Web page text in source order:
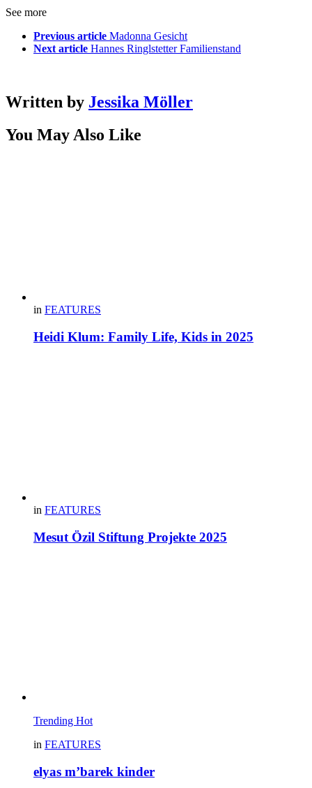
See more
Previous article Madonna Gesicht
Next article Hannes Ringlstetter Familienstand
Written by Jessika Möller
You May Also Like
in FEATURES
Heidi Klum: Family Life, Kids in 2025
in FEATURES
Mesut Özil Stiftung Projekte 2025
Trending Hot
in FEATURES
elyas m’barek kinder